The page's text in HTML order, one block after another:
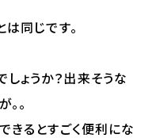
同じです。
ょうか？出来そうな
。
きるとすごく便利にな